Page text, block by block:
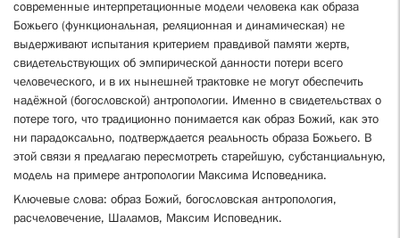
современные интерпретационные модели человека как образа
Божьего (функциональная, реляционная и динамическая) не
выдерживают испытания критерием правдивой памяти жертв,
свидетельствующих об эмпирической данности потери всего
человеческого, и в их нынешней трактовке не могут обеспечить
надёжной (богословской) антропологии. Именно в свидетельствах о
потере того, что традиционно понимается как образ Божий, как это
ни парадоксально, подтверждается реальность образа Божьего. В
этой связи я предлагаю пересмотреть старейшую, субстанциальную,
модель на примере антропологии Максима Исповедника.
Ключевые слова: образ Божий, богословская антропология,
расчеловечение, Шаламов, Максим Исповедник.